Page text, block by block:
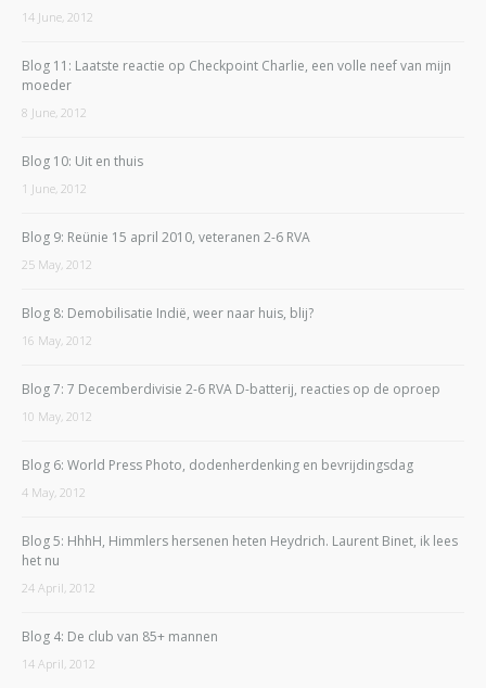
14 June, 2012
Blog 11: Laatste reactie op Checkpoint Charlie, een volle neef van mijn
moeder
8 June, 2012
Blog 10: Uit en thuis
1 June, 2012
Blog 9: Reünie 15 april 2010, veteranen 2-6 RVA
25 May, 2012
Blog 8: Demobilisatie Indië, weer naar huis, blij?
16 May, 2012
Blog 7: 7 Decemberdivisie 2-6 RVA D-batterij, reacties op de oproep
10 May, 2012
Blog 6: World Press Photo, dodenherdenking en bevrijdingsdag
4 May, 2012
Blog 5: HhhH, Himmlers hersenen heten Heydrich. Laurent Binet, ik lees
het nu
24 April, 2012
Blog 4: De club van 85+ mannen
14 April, 2012